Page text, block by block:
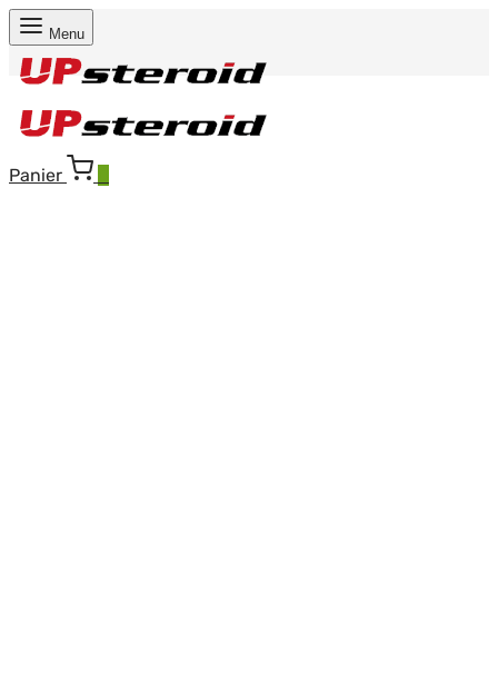
Menu
Panier